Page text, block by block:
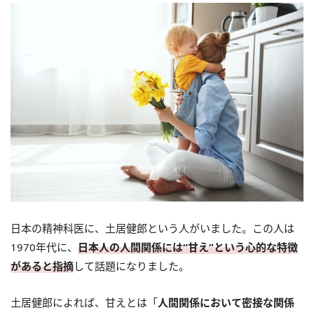
日本の精神科医に、土居健郎という人がいました。この人は
1970年代に、 日本人の人間関係には“甘え”という心的な特徴
があると指摘して話題になりました。
土居健郎によれば、甘えとは「人間関係において密接な関係